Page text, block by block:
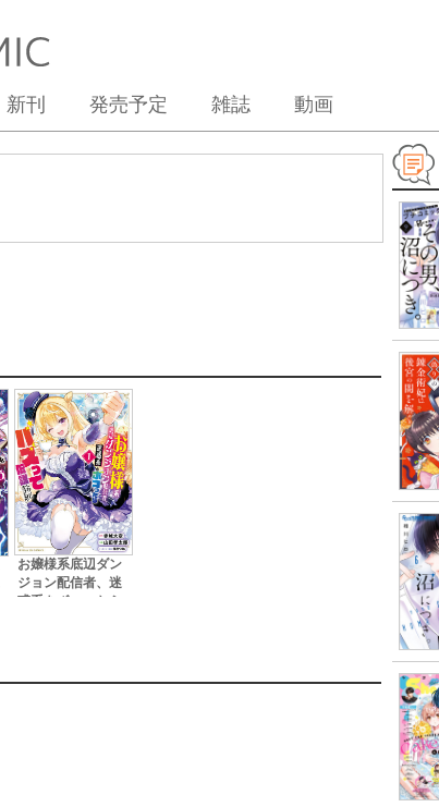
新刊 発売予定 雑誌 動画
お嬢様系底辺ダン
ジョン配信者、迷
惑系をボコったら